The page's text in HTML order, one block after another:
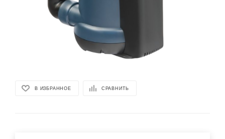
В ИЗБРАННОЕ СРАВНИТЬ